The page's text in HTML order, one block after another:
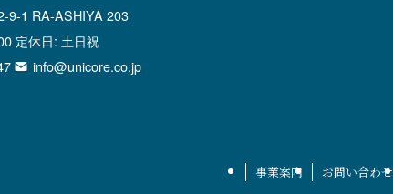
9-1 RA-ASHIYA 203
定休日: 土日祝
info@unicore.co.jp
事業案内 お問い合わせ